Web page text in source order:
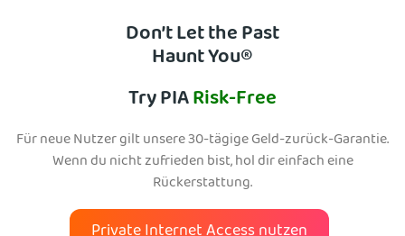
Don’t Let the Past
Haunt You®
Try PIARisk-Free
Für neue Nutzer gilt unsere 30-tägige Geld-zurück-Garantie.
Wenn du nicht zufrieden bist, hol dir einfach eine
Rückerstattung.